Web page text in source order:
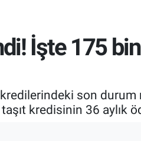
İşte 175
son
kredisinin 36 aylık